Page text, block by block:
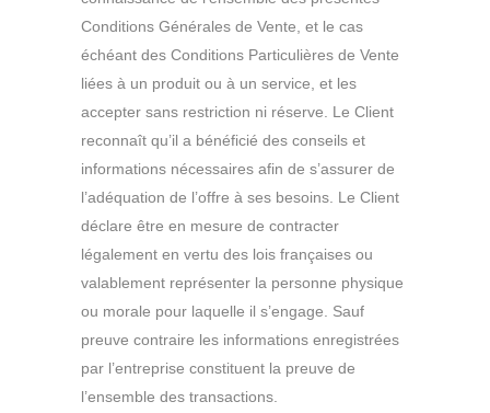
Conditions Générales de Vente, et le cas
échéant des Conditions Particulières de Vente
liées à un produit ou à un service, et les
accepter sans restriction ni réserve. Le Client
reconnaît qu’il a bénéficié des conseils et
informations nécessaires afin de s’assurer de
l’adéquation de l’offre à ses besoins. Le Client
déclare être en mesure de contracter
légalement en vertu des lois françaises ou
valablement représenter la personne physique
ou morale pour laquelle il s’engage. Sauf
preuve contraire les informations enregistrées
par l’entreprise constituent la preuve de
l’ensemble des transactions.